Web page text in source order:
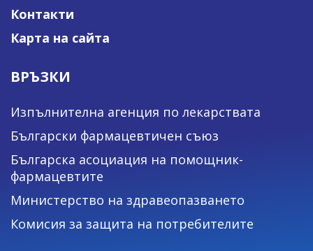
Контакти
Карта на сайта
ВРЪЗКИ
Изпълнителна агенция по лекарствата
Български фармацевтичен съюз
Българска асоциация на помощник-
фармацевтите
Министерство на здравеопазването
Комисия за защита на потребителите